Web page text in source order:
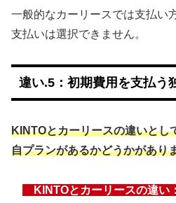
一般的なカーリースでは支払い
支払いは選択できません。
違い.5：初期費用を支払う
KINTOとカーリースの違いとし
自プランがあるかどうかがあり
KINTOとカーリースの違い